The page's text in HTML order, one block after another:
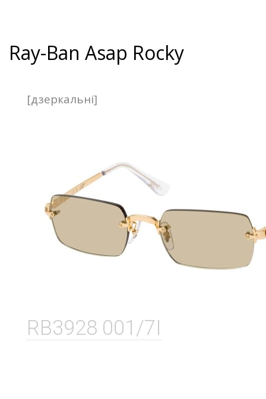
Ray-Ban Asap Rocky
RB3928 001/7I
[дзеркальні]